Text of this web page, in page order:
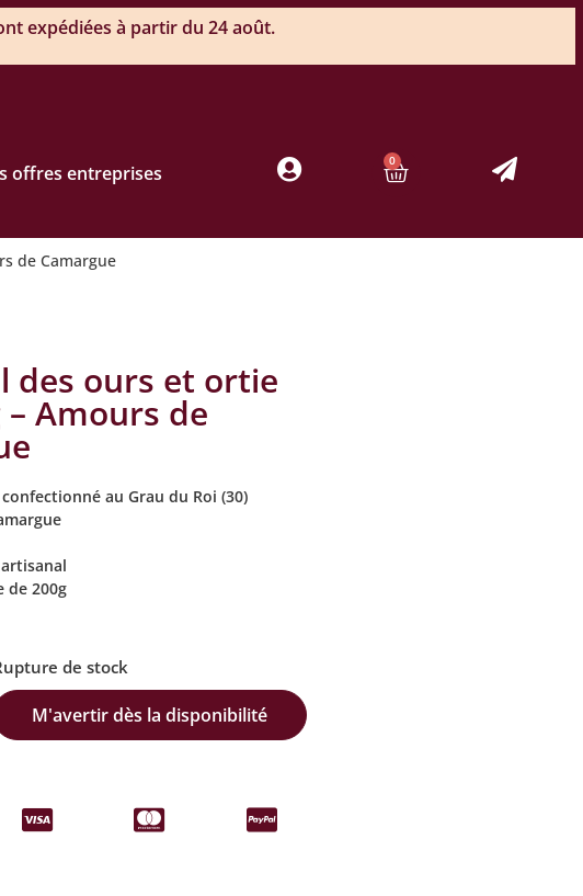
expédiées à partir du 24 août.
offres entreprises
0
de Camargue
des ours et ortie
– Amours de
au Grau du Roi (30)
de 200g
de stock
M'avertir dès la disponibilité